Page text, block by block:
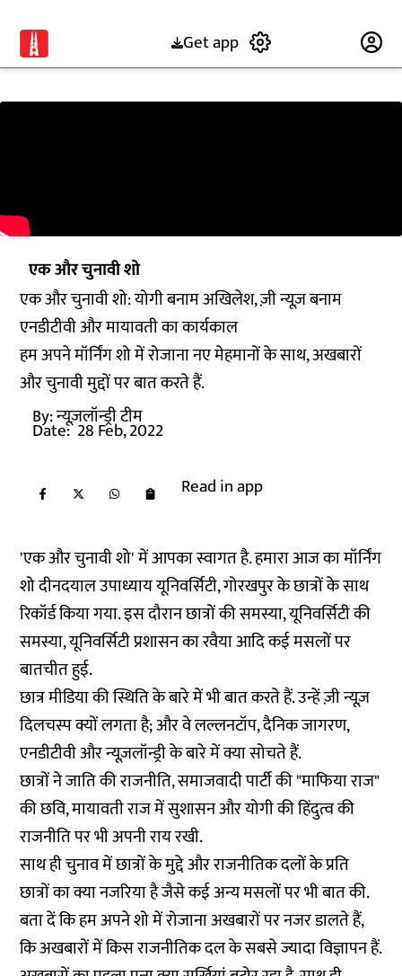
Get app
एक और चुनावी शो
एक और चुनावी शो: योगी बनाम अखिलेश, ज़ी न्यूज़ बनाम
एनडीटीवी और मायावती का कार्यकाल
हम अपने मॉर्निंग शो में रोजाना नए मेहमानों के साथ, अखबारों
और चुनावी मुद्दों पर बात करते हैं.
By:न्यूज़लॉन्ड्री टीम
Date: 28 Feb, 2022
Read in app
'एक और चुनावी शो' में आपका स्वागत है. हमारा आज का मॉर्निंग
शो दीनदयाल उपाध्याय यूनिवर्सिटी, गोरखपुर के छात्रों के साथ
रिकॉर्ड किया गया. इस दौरान छात्रों की समस्या, यूनिवर्सिटी की
समस्या, यूनिवर्सिटी प्रशासन का रवैया आदि कई मसलों पर
बातचीत हुई.
छात्र मीडिया की स्थिति के बारे में भी बात करते हैं. उन्हें ज़ी न्यूज़
दिलचस्प क्यों लगता है; और वे लल्लनटॉप, दैनिक जागरण,
एनडीटीवी और न्यूज़लॉन्ड्री के बारे में क्या सोचते हैं.
छात्रों ने जाति की राजनीति, समाजवादी पार्टी की "माफिया राज"
की छवि, मायावती राज में सुशासन और योगी की हिंदुत्व की
राजनीति पर भी अपनी राय रखी.
साथ ही चुनाव में छात्रों के मुद्दे और राजनीतिक दलों के प्रति
छात्रों का क्या नजरिया है जैसे कई अन्य मसलों पर भी बात की.
बता दें कि हम अपने शो में रोजाना अखबारों पर नजर डालते हैं,
कि अखबारों में किस राजनीतिक दल के सबसे ज्यादा विज्ञापन हैं.